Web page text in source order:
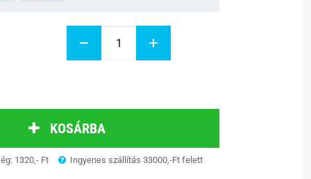
KOSÁRBA
1320,- Ft Ingyenes szállítás 33000,-Ft felett